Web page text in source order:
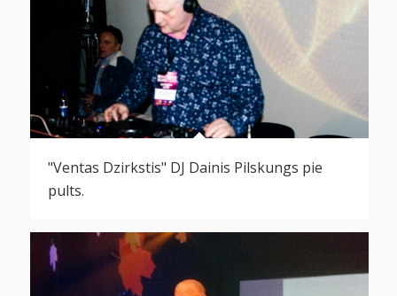
"Ventas Dzirkstis" DJ Dainis Pilskungs pie
pults.